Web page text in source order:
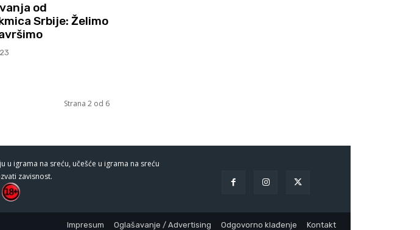
od
Srbije: Želimo
Strana 2 od 6
u igrama na sreću, učešće u igrama na sreću
zavisnost.
Impresum Oglašavanje / Advertising Odgovorno klađenje Kontakt